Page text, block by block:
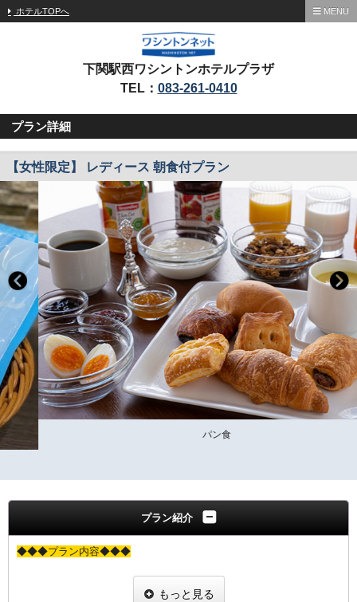
ホテルTOPへ MENU
下関駅西ワシントンホテルプラザ
TEL： 083-261-0410
プラン詳細
【女性限定】 レディース 朝食付プラン
プラン紹介
◆◆◆プラン内容◆◆◆
もっと見る